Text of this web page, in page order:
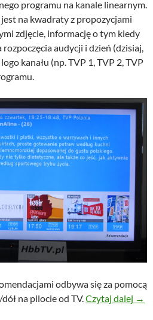
programu na kanale linearnym.
na kwadraty z propozycjami
zdjęcie, informację o tym kiedy
audycji i dzień (dzisiaj,
kanału (np. TVP 1, TVP 2, TVP
odbywa się za pomocą
na pilocie od TV.Czytaj dalej →